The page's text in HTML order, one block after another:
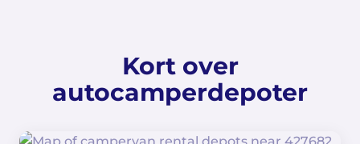
Kort over
autocamperdepoter